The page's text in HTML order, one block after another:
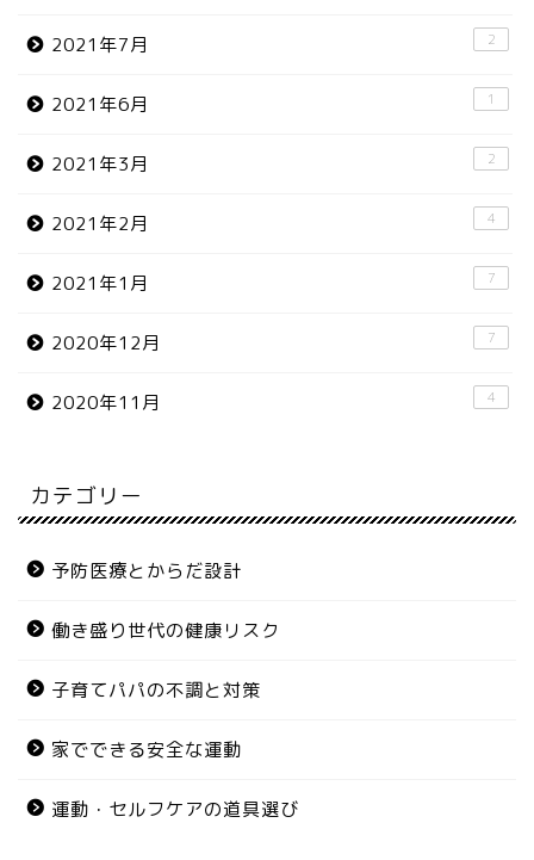
2021年7月 2
2021年6月 1
2021年3月 2
2021年2月 4
2021年1月 7
2020年12月 7
2020年11月 4
カテゴリー
予防医療とからだ設計
働き盛り世代の健康リスク
子育てパパの不調と対策
家でできる安全な運動
運動・セルフケアの道具選び